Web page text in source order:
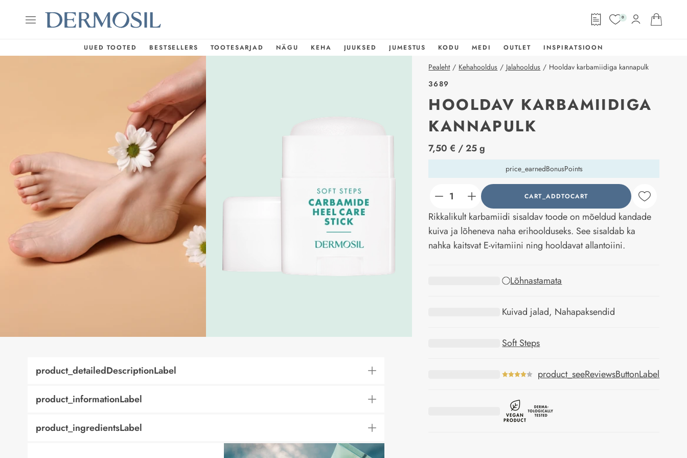
0
UUED TOOTED BESTSELLERS TOOTESARJAD NÄGU KEHA JUUKSED JUMESTUS KODU MEDI OUTLET INSPIRATSIOON
Pealeht / Kehahooldus / Jalahooldus / Hooldav karbamiidiga kannapulk
3689
HOOLDAV KARBAMIIDIGA
KANNAPULK
price_label
7,50 € / 25 g
price_earnedBonusPoints
counter_current CART_ADDTOCART
Rikkalikult karbamiidi sisaldav toode on mõeldud kandade
kuiva ja lõheneva naha erihoolduseks. See sisaldab ka
nahka kaitsvat E-vitamiini ning hooldavat allantoiini.
Lõhnastamata
Kuivad jalad, Nahapaksendid
Soft Steps
product_seeReviewsButtonLabel
product_detailedDescriptionLabel
product_informationLabel
product_ingredientsLabel